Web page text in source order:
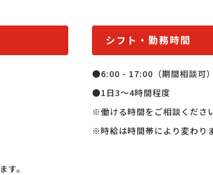
す。
シフト・勤務時間
●6:00 - 17:00（期間相談可）
●1日3～4時間程度
※働ける時間をご相談ください
※時給は時間帯により変わりま